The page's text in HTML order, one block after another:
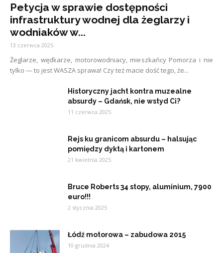
Petycja w sprawie dostępności
infrastruktury wodnej dla żeglarzy i
wodniaków w...
13 czerwca 2025
Żeglarze, wędkarze, motorowodniacy, mieszkańcy Pomorza i nie
tylko — to jest WASZA sprawa! Czy też macie dość tego, że...
Historyczny jacht kontra muzealne
absurdy – Gdańsk, nie wstyd Ci?
11 czerwca 2025
Rejs ku granicom absurdu – halsując
pomiędzy dyktą i kartonem
21 kwietnia 2025
Bruce Roberts 34 stopy, aluminium, 7900
euro!!!
2 stycznia 2025
Łódź motorowa – zabudowa 2015
10 grudnia 2024